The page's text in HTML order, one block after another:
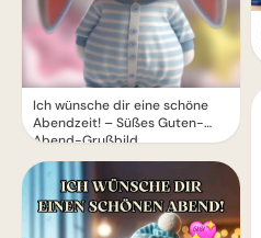
Ich wünsche dir eine schöne
Abendzeit! – Süßes Guten-
Abend-Grußbild